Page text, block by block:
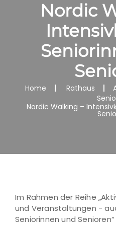
Nordic
Home Rathaus
Nordic Walking –
Im Rahmen der Reihe
und Veranstaltungen -
Seniorinnen und